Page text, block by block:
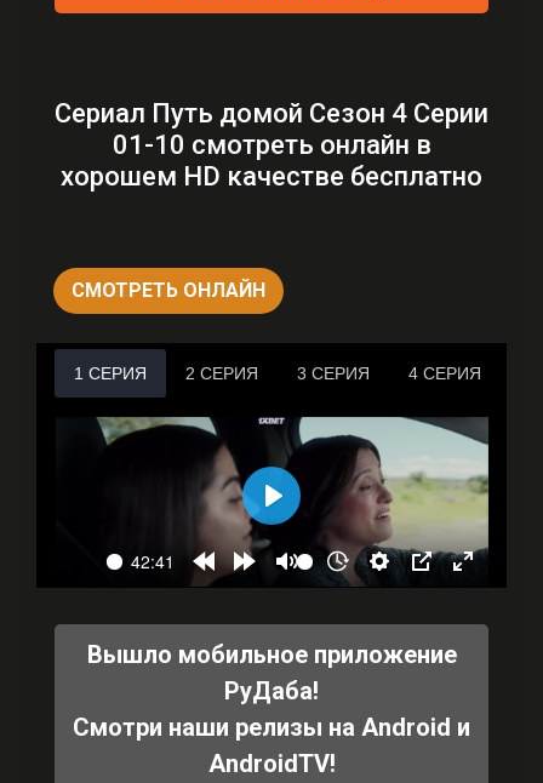
Сериал Путь домой Сезон 4 Серии
01-10 смотреть онлайн в
хорошем HD качестве бесплатно
СМОТРЕТЬ ОНЛАЙН
Вышло мобильное приложение
РуДаба!
Смотри наши релизы на Android и
AndroidTV!